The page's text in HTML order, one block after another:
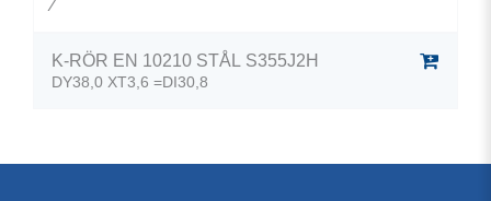
/
K-RÖR EN 10210 STÅL S355J2H
DY38,0 XT3,6 =DI30,8